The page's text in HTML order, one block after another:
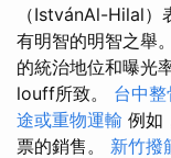
（IstvánAl-Hilal）
有明智的明智之舉
的統治地位和曝光
louff所致。 台中
途或重物運輸 例如
票的銷售。 新竹撥